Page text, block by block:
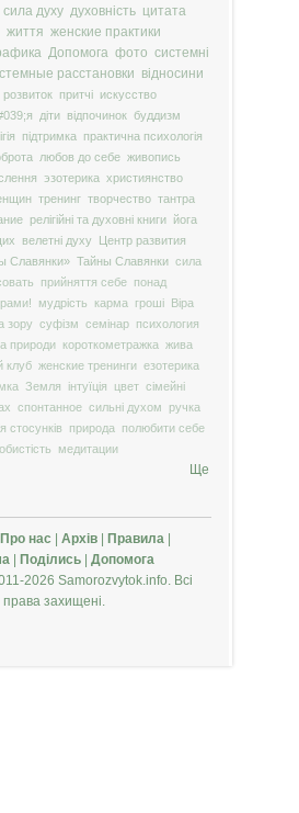
сила духу духовність цитата
життя женские практики
Допомога фото системні
расстановки відносини
розвиток притчі
искусство
діти відпочинок буддизм
підтримка практична психологія
любов до себе живопись
эзотерика християнство
тренинг творчество тантра
релігійні та духовні книги йога
велетні духу
Центр развития
Славянки» Тайны Славянки сила
прийняття себе
понад
мудрість карма гроші
Віра
зору суфізм семінар психология
природи короткометражка жива
клуб женские тренинги езотерика
Земля інтуїція цвет сімейні
спонтанное сильні духом
ручка
стосунків природа
полюбити себе
медитации
Ще
Про нас Архів Правила
Поділись
Допомога
2026 Samorozvytok.info. Всі
права захищені.